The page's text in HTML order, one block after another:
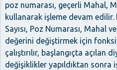
poz numarası, geçerli Mahal,
kullanarak işleme devam edilir.
Sayısı, Poz Numarası, Mahal
değerini değiştirmek için
çalıştırılır, başlangıçta açılan
değişiklikler yapıldıktan sonra